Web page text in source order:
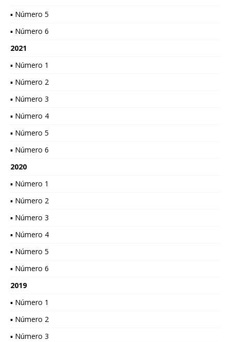
▪ Número 5
▪ Número 6
2021
▪ Número 1
▪ Número 2
▪ Número 3
▪ Número 4
▪ Número 5
▪ Número 6
2020
▪ Número 1
▪ Número 2
▪ Número 3
▪ Número 4
▪ Número 5
▪ Número 6
2019
▪ Número 1
▪ Número 2
▪ Número 3